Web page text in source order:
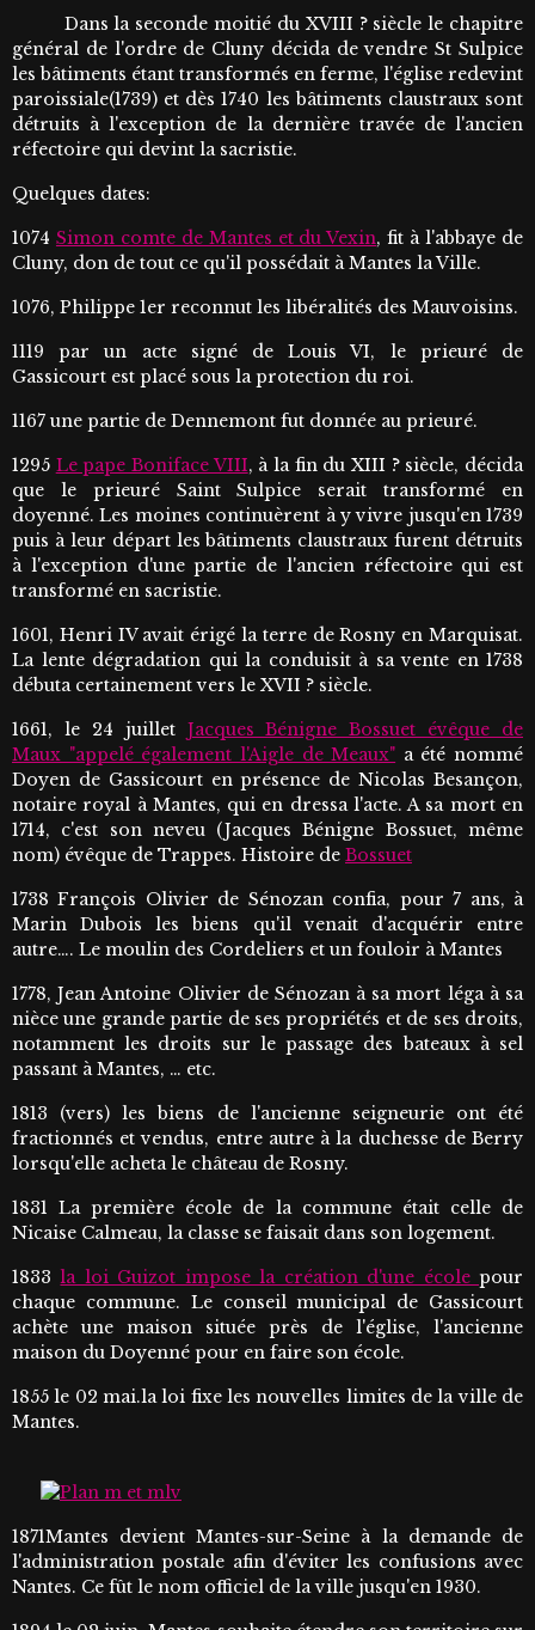
Dans la seconde moitié du XVIII ? siècle le chapitre
général de l'ordre de Cluny décida de vendre St Sulpice
les bâtiments étant transformés en ferme, l'église redevint
paroissiale(1739) et dès 1740 les bâtiments claustraux sont
détruits à l'exception de la dernière travée de l'ancien
réfectoire qui devint la sacristie.
Quelques dates:
1074 Simon comte de Mantes et du Vexin, fit à l'abbaye de
Cluny, don de tout ce qu'il possédait à Mantes la Ville.
1076, Philippe 1er reconnut les libéralités des Mauvoisins.
1119 par un acte signé de Louis VI, le prieuré de
Gassicourt est placé sous la protection du roi.
1167 une partie de Dennemont fut donnée au prieuré.
1295 Le pape Boniface VIII, à la fin du XIII ? siècle, décida
que le prieuré Saint Sulpice serait transformé en
doyenné. Les moines continuèrent à y vivre jusqu'en 1739
puis à leur départ les bâtiments claustraux furent détruits
à l'exception d'une partie de l'ancien réfectoire qui est
transformé en sacristie.
1601, Henri IV avait érigé la terre de Rosny en Marquisat.
La lente dégradation qui la conduisit à sa vente en 1738
débuta certainement vers le XVII ? siècle.
1661, le 24 juillet Jacques Bénigne Bossuet évêque de
Maux "appelé également l'Aigle de Meaux" a été nommé
Doyen de Gassicourt en présence de Nicolas Besançon,
notaire royal à Mantes, qui en dressa l'acte. A sa mort en
1714, c'est son neveu (Jacques Bénigne Bossuet, même
nom) évêque de Trappes. Histoire de Bossuet
1738 François Olivier de Sénozan confia, pour 7 ans, à
Marin Dubois les biens qu'il venait d'acquérir entre
autre…. Le moulin des Cordeliers et un fouloir à Mantes
1778, Jean Antoine Olivier de Sénozan à sa mort léga à sa
nièce une grande partie de ses propriétés et de ses droits,
notamment les droits sur le passage des bateaux à sel
passant à Mantes, … etc.
1813 (vers) les biens de l'ancienne seigneurie ont été
fractionnés et vendus, entre autre à la duchesse de Berry
lorsqu'elle acheta le château de Rosny.
1831 La première école de la commune était celle de
Nicaise Calmeau, la classe se faisait dans son logement.
1833la loi Guizot impose la création d'une écolepour
chaque commune. Le conseil municipal de Gassicourt
achète une maison située près de l'église, l'ancienne
maison du Doyenné pour en faire son école.
1855 le 02 mai.la loi fixe les nouvelles limites de la ville de
Mantes.
1871Mantes devient Mantes-sur-Seine à la demande de
l'administration postale afin d'éviter les confusions avec
Nantes. Ce fût le nom officiel de la ville jusqu'en 1930.